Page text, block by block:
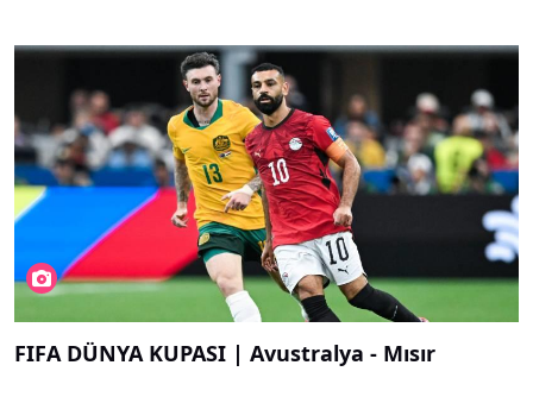
FIFA DÜNYA KUPASI | Avustralya - Mısır